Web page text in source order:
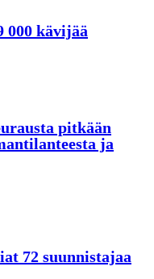
000 kävijää
pitkään
ja
72 suunnistajaa